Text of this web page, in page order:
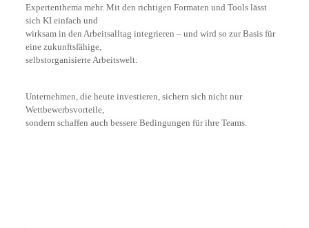
Expertenthema mehr. Mit den richtigen Formaten und Tools lässt
sich KI einfach und
wirksam in den Arbeitsalltag integrieren – und wird so zur Basis für
eine zukunftsfähige,
selbstorganisierte Arbeitswelt.
Unternehmen, die heute investieren, sichern sich nicht nur
Wettbewerbsvorteile,
sondern schaffen auch bessere Bedingungen für ihre Teams.